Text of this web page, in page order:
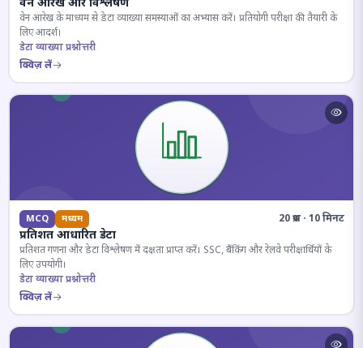
वेन आरेख और विश्लेषण
वेन आरेख के माध्यम से डेटा व्याख्या समस्याओं का अभ्यास करें। प्रतियोगी परीक्षा की तैयारी के
लिए आदर्श।
डेटा व्याख्या प्रश्नोत्तरी
क्विज़ लें
MCQ मध्यम 20 प्रश्न · 10 मिनट
प्रतिशत आधारित डेटा
प्रतिशत गणना और डेटा विश्लेषण में दक्षता प्राप्त करें। SSC, बैंकिंग और रेलवे परीक्षार्थियों के
लिए उपयोगी।
डेटा व्याख्या प्रश्नोत्तरी
क्विज़ लें